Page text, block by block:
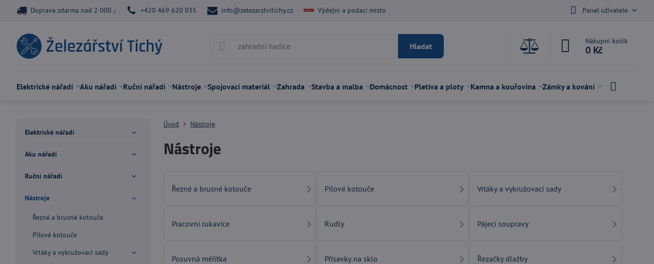
Doprava zdarma nad 2 000 ,- +420 469 620 035 info@zelezarstvitichy.cz Výdejní a podací místo Panel uživatele
Hledat
Nákupní košík
0 Kč
Elektrické nářadí Aku nářadí Ruční nářadí Nástroje Spojovací materiál Zahrada Stavba a malba Domácnost Pletiva a ploty Kamna a kouřovina Zámky a kování
Úvod Nástroje
Nástroje
Řezné a brusné kotouče Pilové kotouče Vrtáky a vykružovací sady
Pracovní rukavice Rudly Pájecí soupravy
Posuvná měřítka Přísavky na sklo Řezačky dlažby
Elektrické nářadí
Aku nářadí
Ruční nářadí
Nástroje
Řezné a brusné kotouče
Pilové kotouče
Vrtáky a vykružovací sady